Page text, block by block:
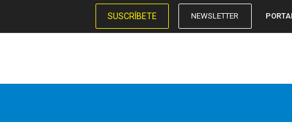
SUSCRÍBETE NEWSLETTER